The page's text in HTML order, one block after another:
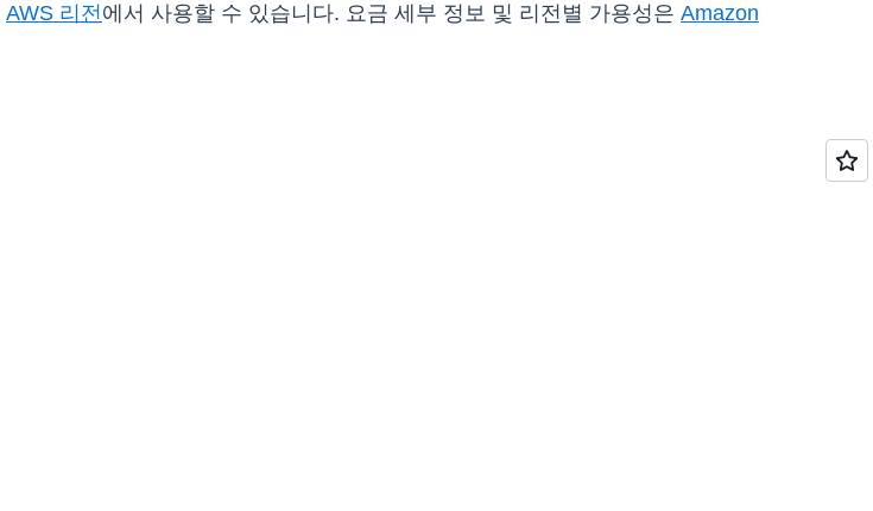
AWS 리전에서 사용할 수 있습니다. 요금 세부 정보 및 리전별 가용성은 Amazon